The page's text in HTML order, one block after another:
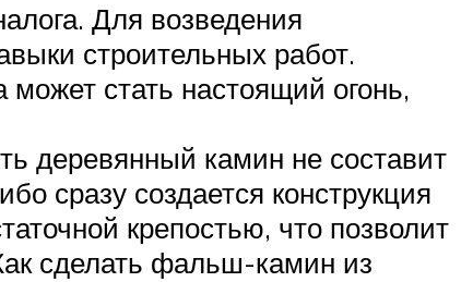
Для возведения
строительных работ.
стать настоящий огонь,
деревянный камин не составит
сразу создается конструкция
крепостью, что позволит
сделать фальш-камин из